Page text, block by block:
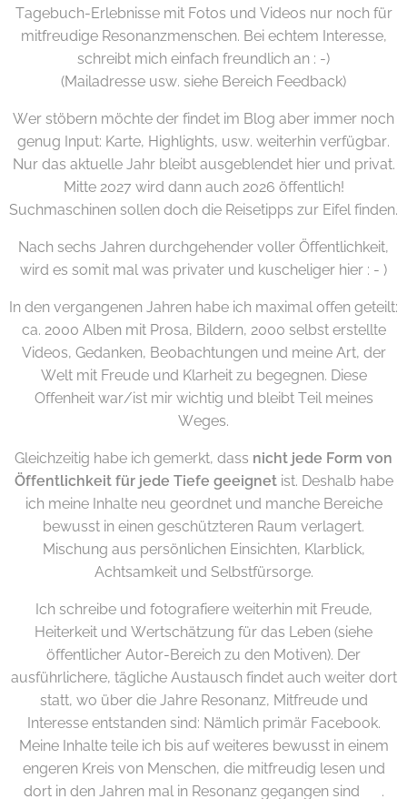
Tagebuch-Erlebnisse mit Fotos und Videos nur noch für
mitfreudige Resonanzmenschen. Bei echtem Interesse,
schreibt mich einfach freundlich an : -)
(Mailadresse usw. siehe Bereich Feedback)
Wer stöbern möchte der findet im Blog aber immer noch
genug Input: Karte, Highlights, usw. weiterhin verfügbar.
Nur das aktuelle Jahr bleibt ausgeblendet hier und privat.
Mitte 2027 wird dann auch 2026 öffentlich!
Suchmaschinen sollen doch die Reisetipps zur Eifel finden.
Nach sechs Jahren durchgehender voller Öffentlichkeit,
wird es somit mal was privater und kuscheliger hier : - )
In den vergangenen Jahren habe ich maximal offen geteilt:
ca. 2000 Alben mit Prosa, Bildern, 2000 selbst erstellte
Videos, Gedanken, Beobachtungen und meine Art, der
Welt mit Freude und Klarheit zu begegnen. Diese
Offenheit war/ist mir wichtig und bleibt Teil meines
Weges.
Gleichzeitig habe ich gemerkt, dass nicht jede Form von
Öffentlichkeit für jede Tiefe geeignetist. Deshalb habe
ich meine Inhalte neu geordnet und manche Bereiche
bewusst in einen geschützteren Raum verlagert.
Mischung aus persönlichen Einsichten, Klarblick,
Achtsamkeit und Selbstfürsorge.
Ich schreibe und fotografiere weiterhin mit Freude,
Heiterkeit und Wertschätzung für das Leben (siehe
öffentlicher Autor-Bereich zu den Motiven). Der
ausführlichere, tägliche Austausch findet auch weiter dort
statt, wo über die Jahre Resonanz, Mitfreude und
Interesse entstanden sind: Nämlich primär Facebook.
Meine Inhalte teile ich bis auf weiteres bewusst in einem
engeren Kreis von Menschen, die mitfreudig lesen und
dort in den Jahren mal in Resonanz gegangen sind ☀️.